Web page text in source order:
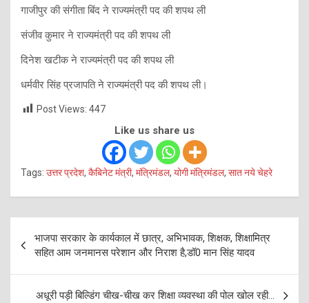
गाजीपुर की संगीता बिंद ने राज्यमंत्री पद की शपथ ली
संजीव कुमार ने राज्यमंत्री पद की शपथ ली
दिनेश खटीक ने राज्यमंत्री पद की शपथ ली
धर्मवीर सिंह प्रजापति ने राज्यमंत्री पद की शपथ ली।
Post Views: 447
Like us share us
Tags: उत्तर प्रदेश, कैबिनेट मंत्री, मंत्रिमंडल, योगी मंत्रिमंडल, सात नये चेहरे
navigation
भाजपा सरकार के कार्यकाल में छात्र, अभिभावक, शिक्षक, शिक्षामित्र
सहित आम जनमानस परेशान और निराश है,डॉ0 मान सिंह यादव
अधूरी पड़ी बिल्डिंग चीख-चीख कर शिक्षा व्यवस्था की पोल खोल रही…